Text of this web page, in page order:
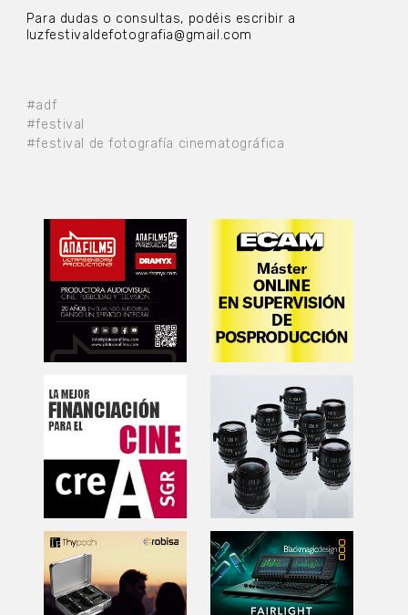
#adf
#festival
#festival de fotografía cinematográfica
Para dudas o consultas, podéis escribir a
luzfestivaldefotografia@gmail.com